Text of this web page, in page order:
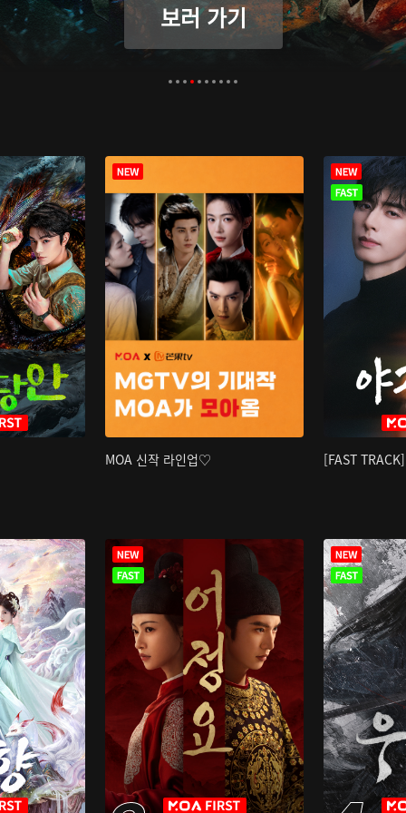
보러 가기
MOA 신작 라인업♡ [FAST